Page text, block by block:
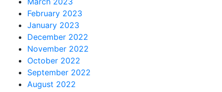
February 2023
January 2023
December 2022
November 2022
October 2022
September 2022
August 2022